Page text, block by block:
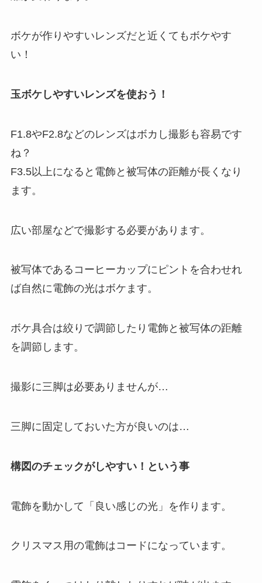
ボケが作りやすいレンズだと近くてもボケやす
い！
玉ボケしやすいレンズを使おう！
F1.8やF2.8などのレンズはボカし撮影も容易です
ね？
F3.5以上になると電飾と被写体の距離が長くなり
ます。
広い部屋などで撮影する必要があります。
被写体であるコーヒーカップにピントを合わせれ
ば自然に電飾の光はボケます。
ボケ具合は絞りで調節したり電飾と被写体の距離
を調節します。
撮影に三脚は必要ありませんが…
三脚に固定しておいた方が良いのは…
構図のチェックがしやすい！という事
電飾を動かして「良い感じの光」を作ります。
クリスマス用の電飾はコードになっています。